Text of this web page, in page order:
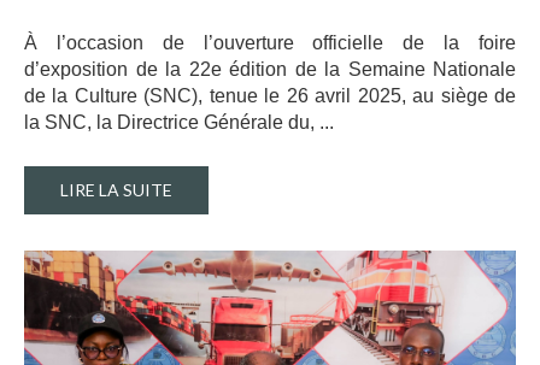
À l’occasion de l’ouverture officielle de la foire
d’exposition de la 22e édition de la Semaine Nationale
de la Culture (SNC), tenue le 26 avril 2025, au siège de
la SNC, la Directrice Générale du, ...
LIRE LA SUITE